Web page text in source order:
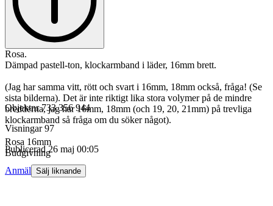
Rosa.
Dämpad pastell-ton, klockarmband i läder, 16mm brett.
(Jag har samma vitt, rött och svart i 16mm, 18mm också, fråga! (Se
sista bilderna). Det är inte riktigt lika stora volymer på de mindre
bredderna, jag har 16mm, 18mm (och 19, 20, 21mm) på trevliga
klockarmband så fråga om du söker något).
Rosa 16mm
Budgivning
Objektnr 733 356 944
Visningar 97
Publicerad 26 maj 00:05
Anmäl Sälj liknande